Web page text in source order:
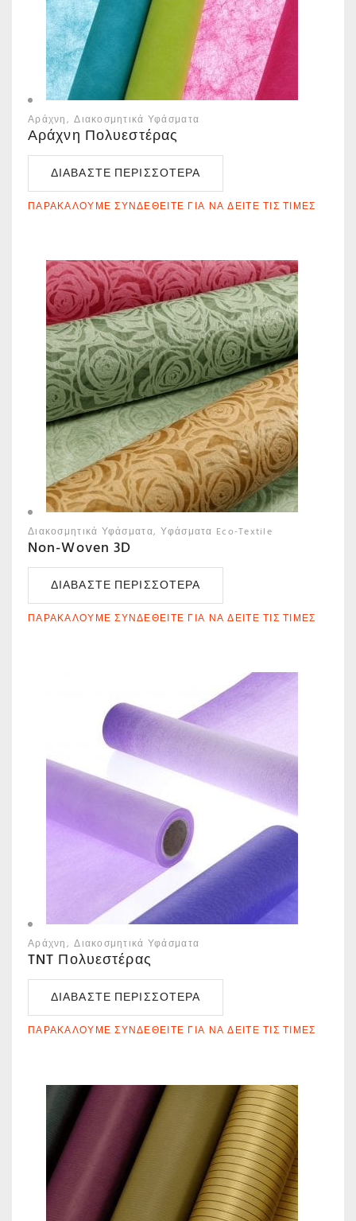
Αράχνη Διακοσμητικά Υφάσματα
Αράχνη Πολυεστέρας
ΔΙΑΒΆΣΤΕ ΠΕΡΙΣΣΌΤΕΡΑ
ΠΑΡΑΚΑΛΟΎΜΕ ΣΥΝΔΕΘΕΊΤΕ ΓΙΑ ΝΑ ΔΕΊΤΕ ΤΙΣ ΤΙΜΈΣ
Διακοσμητικά Υφάσματα Υφάσματα Eco-Textile
Non-Woven 3D
ΔΙΑΒΆΣΤΕ ΠΕΡΙΣΣΌΤΕΡΑ
ΠΑΡΑΚΑΛΟΎΜΕ ΣΥΝΔΕΘΕΊΤΕ ΓΙΑ ΝΑ ΔΕΊΤΕ ΤΙΣ ΤΙΜΈΣ
Αράχνη Διακοσμητικά Υφάσματα
TNT Πολυεστέρας
ΔΙΑΒΆΣΤΕ ΠΕΡΙΣΣΌΤΕΡΑ
ΠΑΡΑΚΑΛΟΎΜΕ ΣΥΝΔΕΘΕΊΤΕ ΓΙΑ ΝΑ ΔΕΊΤΕ ΤΙΣ ΤΙΜΈΣ